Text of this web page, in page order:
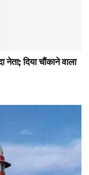
नेता; दिया चौंकाने वाला